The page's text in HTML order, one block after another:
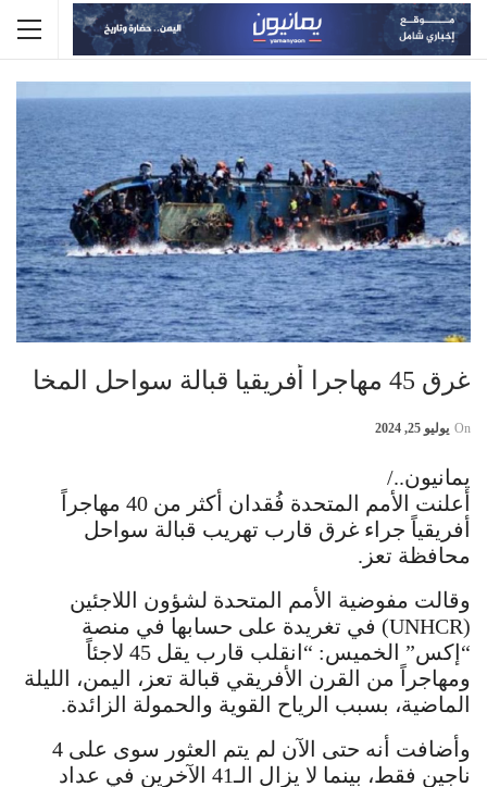
غرق 45 مهاجرا أفريقيا قبالة سواحل المخا
On يوليو 25, 2024
يمانيون../
أعلنت الأمم المتحدة فُقدان أكثر من 40 مهاجراً
أفريقياً جراء غرق قارب تهريب قبالة سواحل
محافظة تعز.
وقالت مفوضية الأمم المتحدة لشؤون اللاجئين
(UNHCR) في تغريدة على حسابها في منصة
“إكس” الخميس: “انقلب قارب يقل 45 لاجئاً
ومهاجراً من القرن الأفريقي قبالة تعز، اليمن، الليلة
الماضية، بسبب الرياح القوية والحمولة الزائدة.
وأضافت أنه حتى الآن لم يتم العثور سوى على 4
ناجين فقط، بينما لا يزال الـ41 الآخرين في عداد